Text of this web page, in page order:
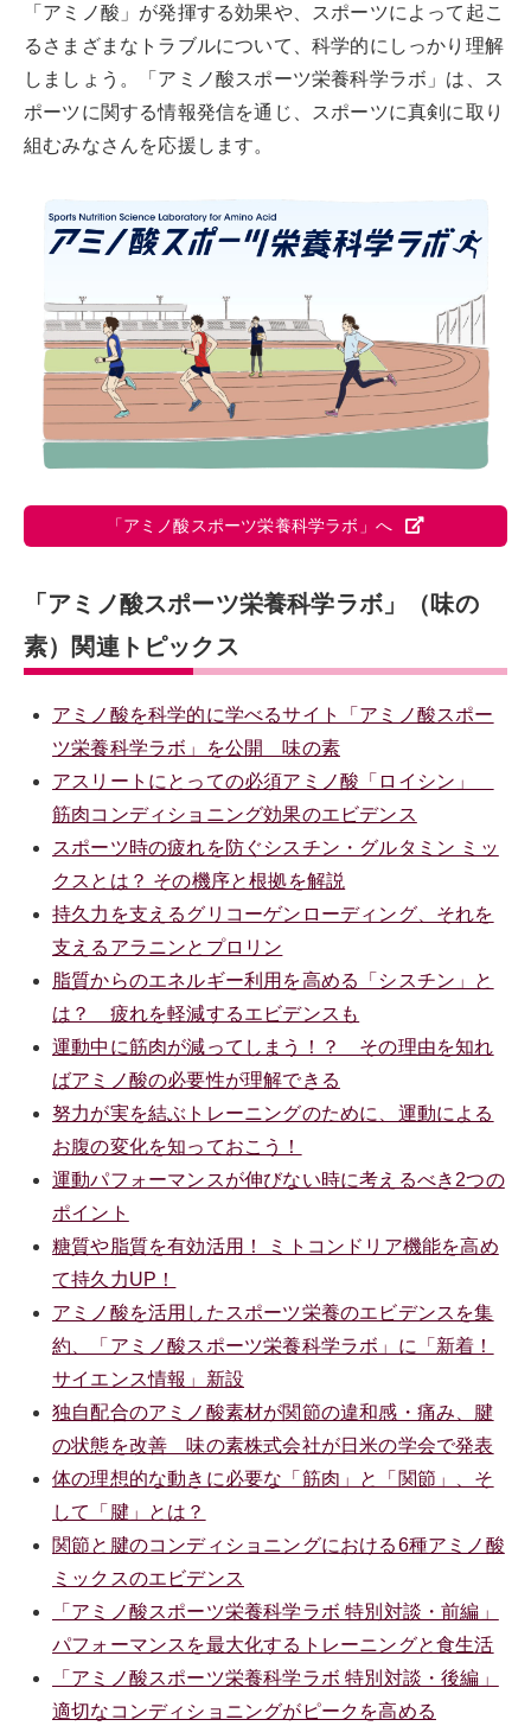
「アミノ酸」が発揮する効果や、スポーツによって起こ
るさまざまなトラブルについて、科学的にしっかり理解
しましょう。「アミノ酸スポーツ栄養科学ラボ」は、ス
ポーツに関する情報発信を通じ、スポーツに真剣に取り
組むみなさんを応援します。
「アミノ酸スポーツ栄養科学ラボ」へ
「アミノ酸スポーツ栄養科学ラボ」（味の
素）関連トピックス
アミノ酸を科学的に学べるサイト「アミノ酸スポー
ツ栄養科学ラボ」を公開 味の素
アスリートにとっての必須アミノ酸「ロイシン」
筋肉コンディショニング効果のエビデンス
スポーツ時の疲れを防ぐシスチン・グルタミン ミッ
クスとは？ その機序と根拠を解説
持久力を支えるグリコーゲンローディング、それを
支えるアラニンとプロリン
脂質からのエネルギー利用を高める「シスチン」と
は？ 疲れを軽減するエビデンスも
運動中に筋肉が減ってしまう！？ その理由を知れ
ばアミノ酸の必要性が理解できる
努力が実を結ぶトレーニングのために、運動による
お腹の変化を知っておこう！
運動パフォーマンスが伸びない時に考えるべき2つの
ポイント
糖質や脂質を有効活用！ ミトコンドリア機能を高め
て持久力UP！
アミノ酸を活用したスポーツ栄養のエビデンスを集
約、「アミノ酸スポーツ栄養科学ラボ」に「新着！
サイエンス情報」新設
独自配合のアミノ酸素材が関節の違和感・痛み、腱
の状態を改善 味の素株式会社が日米の学会で発表
体の理想的な動きに必要な「筋肉」と「関節」、そ
して「腱」とは？
関節と腱のコンディショニングにおける6種アミノ酸
ミックスのエビデンス
「アミノ酸スポーツ栄養科学ラボ 特別対談・前編」
パフォーマンスを最大化するトレーニングと食生活
「アミノ酸スポーツ栄養科学ラボ 特別対談・後編」
適切なコンディショニングがピークを高める